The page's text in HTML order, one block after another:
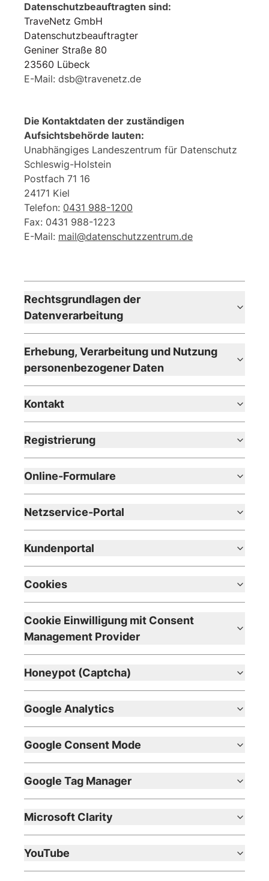
Datenschutzbeauftragten sind:
TraveNetz GmbH
Datenschutzbeauftragter
Geniner Straße 80
23560 Lübeck
E-Mail: dsb@travenetz.de
Die Kontaktdaten der zuständigen
Aufsichtsbehörde lauten:
Unabhängiges Landeszentrum für Datenschutz
Schleswig-Holstein
Postfach 71 16
24171 Kiel
Telefon: 0431 988-1200
Fax: 0431 988-1223
E-Mail: mail@datenschutzzentrum.de
Rechtsgrundlagen der
Datenverarbeitung
Erhebung, Verarbeitung und Nutzung
personenbezogener Daten
Kontakt
Registrierung
Online-Formulare
Netzservice-Portal
Kundenportal
Cookies
Cookie Einwilligung mit Consent
Management Provider
Honeypot (Captcha)
Google Analytics
Google Consent Mode
Google Tag Manager
Microsoft Clarity
YouTube